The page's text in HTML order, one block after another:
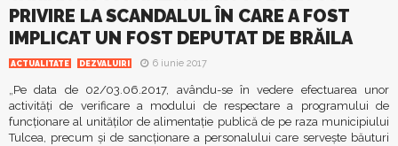
PRIVIRE LA SCANDALUL ÎN CARE A FOST
IMPLICAT UN FOST DEPUTAT DE BRĂILA
ACTUALITATE DEZVALUIRI 6 iunie 2017
„Pe data de 02/03.06.2017, avându-se în vedere efectuarea unor
activități de verificare a modului de respectare a programului de
funcționare al unităților de alimentație publică de pe raza municipiului
Tulcea, precum și de sancționare a personalului care servește băuturi